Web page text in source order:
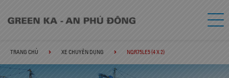
TRANG CHỦ XE CHUYÊN DỤNG NQR75LE5 (4 X 2)